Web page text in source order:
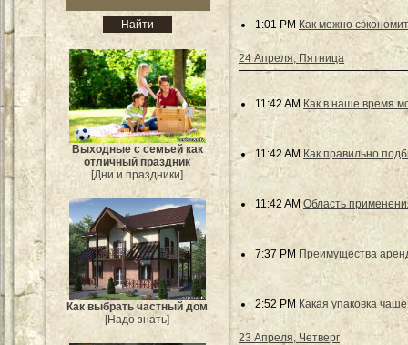
Выходные с семьей как
отличный праздник
[Дни и праздники]
Как выбрать частный дом
[Надо знать]
1:01 PM Как можно
24 Апреля, Пятница
11:42 AM Как в наше время
11:42 AM Как правильно
11:42 AM Область
7:37 PM Преимущества
2:52 PM Какая упаковка
23 Апреля, Четверг